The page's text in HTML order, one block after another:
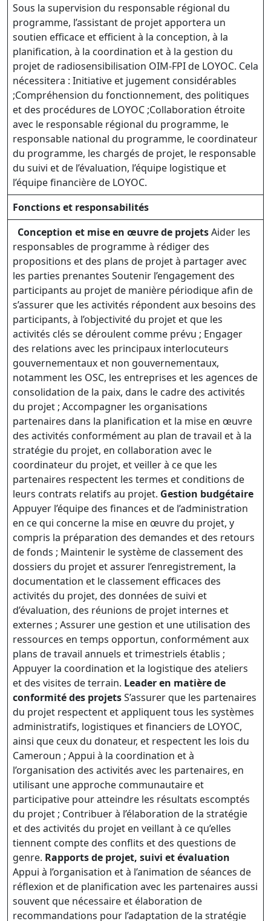
Sous la supervision du responsable régional du
programme, l’assistant de projet apportera un
soutien efficace et efficient à la conception, à la
planification, à la coordination et à la gestion du
projet de radiosensibilisation OIM-FPI de LOYOC. Cela
nécessitera : Initiative et jugement considérables
;Compréhension du fonctionnement, des politiques
et des procédures de LOYOC ;Collaboration étroite
avec le responsable régional du programme, le
responsable national du programme, le coordinateur
du programme, les chargés de projet, le responsable
du suivi et de l’évaluation, l’équipe logistique et
l’équipe financière de LOYOC.
Fonctions et responsabilités
Conception et mise en œuvre de projetsAider les
responsables de programme à rédiger des
propositions et des plans de projet à partager avec
les parties prenantes Soutenir l’engagement des
participants au projet de manière périodique afin de
s’assurer que les activités répondent aux besoins des
participants, à l’objectivité du projet et que les
activités clés se déroulent comme prévu ; Engager
des relations avec les principaux interlocuteurs
gouvernementaux et non gouvernementaux,
notamment les OSC, les entreprises et les agences de
consolidation de la paix, dans le cadre des activités
du projet ; Accompagner les organisations
partenaires dans la planification et la mise en œuvre
des activités conformément au plan de travail et à la
stratégie du projet, en collaboration avec le
coordinateur du projet, et veiller à ce que les
partenaires respectent les termes et conditions de
leurs contrats relatifs au projet. Gestion budgétaire
Appuyer l’équipe des finances et de l’administration
en ce qui concerne la mise en œuvre du projet, y
compris la préparation des demandes et des retours
de fonds ; Maintenir le système de classement des
dossiers du projet et assurer l’enregistrement, la
documentation et le classement efficaces des
activités du projet, des données de suivi et
d’évaluation, des réunions de projet internes et
externes ; Assurer une gestion et une utilisation des
ressources en temps opportun, conformément aux
plans de travail annuels et trimestriels établis ;
Appuyer la coordination et la logistique des ateliers
et des visites de terrain. Leader en matière de
conformité des projetsS’assurer que les partenaires
du projet respectent et appliquent tous les systèmes
administratifs, logistiques et financiers de LOYOC,
ainsi que ceux du donateur, et respectent les lois du
Cameroun ; Appui à la coordination et à
l’organisation des activités avec les partenaires, en
utilisant une approche communautaire et
participative pour atteindre les résultats escomptés
du projet ; Contribuer à l’élaboration de la stratégie
et des activités du projet en veillant à ce qu’elles
tiennent compte des conflits et des questions de
genre. Rapports de projet, suivi et évaluation
Appui à l’organisation et à l’animation de séances de
réflexion et de planification avec les partenaires aussi
souvent que nécessaire et élaboration de
recommandations pour l’adaptation de la stratégie